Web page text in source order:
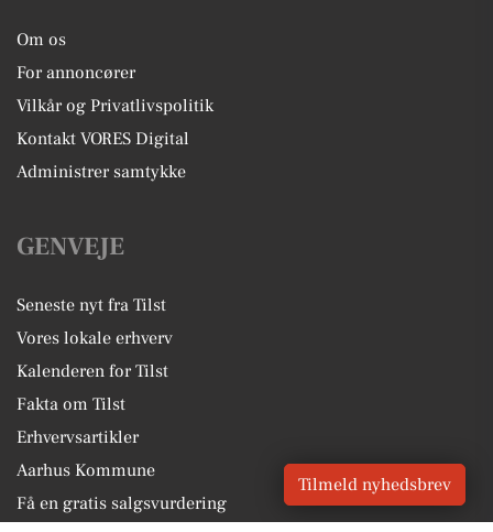
Om os
For annoncører
Vilkår og Privatlivspolitik
Kontakt VORES Digital
Administrer samtykke
GENVEJE
Seneste nyt fra Tilst
Vores lokale erhverv
Kalenderen for Tilst
Fakta om Tilst
Erhvervsartikler
Aarhus Kommune
Få en gratis salgsvurdering
Tilmeld nyhedsbrev